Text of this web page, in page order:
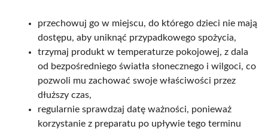
przechowuj go w miejscu, do którego dzieci nie mają
dostępu, aby uniknąć przypadkowego spożycia,
trzymaj produkt w temperaturze pokojowej, z dala
od bezpośredniego światła słonecznego i wilgoci, co
pozwoli mu zachować swoje właściwości przez
dłuższy czas,
regularnie sprawdzaj datę ważności, ponieważ
korzystanie z preparatu po upływie tego terminu